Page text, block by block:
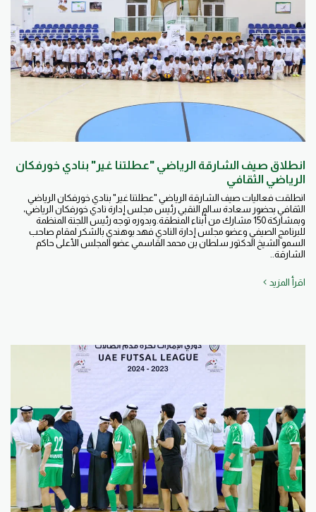
انطلاق صيف الشارقة الرياضي "عطلتنا غير" بنادي خورفكان
الرياضي الثقافي
انطلقت فعاليات صيف الشارقة الرياضي "عطلتنا غير" بنادي خورفكان الرياضي
الثقافي بحضور سعادة سالم النقبي رئيس مجلس إدارة نادي خورفكان الرياضي،
وبمشاركة 150 مشارك من أبناء المنطقة.وبدوره توجه رئيس اللجنة المنظمة
للبرنامج الصيفي وعضو مجلس إدارة النادي فهد بوهندي بالشكر لمقام صاحب
السمو الشيخ الدكتور سلطان بن محمد القاسمي عضو المجلس الأعلى حاكم
الشارقة..
اقرأ المزيد